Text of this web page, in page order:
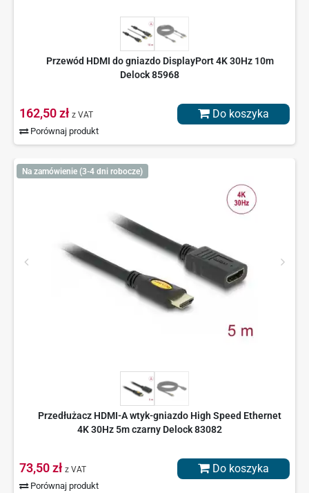
Przewód HDMI do gniazdo DisplayPort 4K 30Hz 10m
Delock 85968
162,50 zł z VAT
Porównaj produkt
Do koszyka
Na zamówienie (3-4 dni robocze)
Przedłużacz HDMI-A wtyk-gniazdo High Speed Ethernet
4K 30Hz 5m czarny Delock 83082
73,50 zł z VAT
Porównaj produkt
Do koszyka